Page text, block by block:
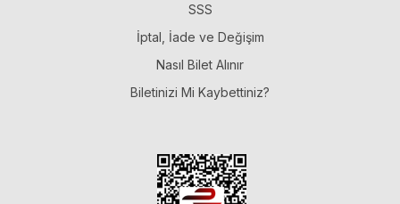
SSS
İptal, İade ve Değişim
Nasıl Bilet Alınır
Biletinizi Mi Kaybettiniz?